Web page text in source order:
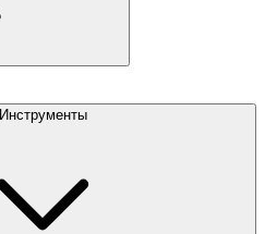
Инструменты